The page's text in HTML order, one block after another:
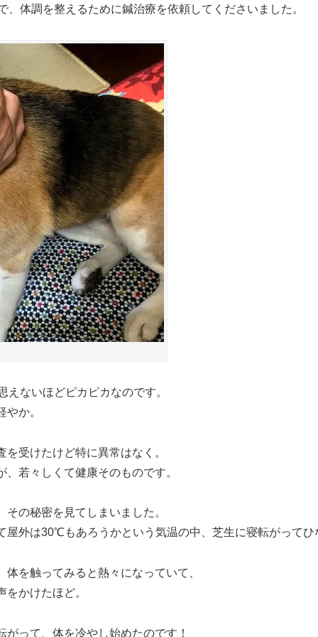
体調を整えるために鍼治療を依頼してくださいました。
ないほどピカピカなのです。
か。
受けたけど特に異常はなく。
若々しくて健康そのものです。
の秘密を見てしまいました。
屋外は30℃もあろうかという気温の中、芝生に寝転がって
を触ってみると熱々になっていて、
かけたほど。
って、体を冷やし始めたのです！